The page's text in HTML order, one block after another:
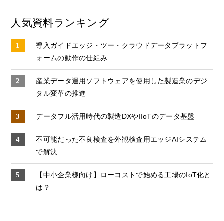
人気資料ランキング
導入ガイドエッジ・ツー・クラウドデータプラットフ
ォームの動作の仕組み
産業データ運⽤ソフトウェアを使⽤した製造業のデジ
タル変⾰の推進
データフル活用時代の製造DXやIIoTのデータ基盤
不可能だった不良検査を外観検査用エッジAIシステム
で解決
【中小企業様向け】ローコストで始める工場のIoT化と
は？